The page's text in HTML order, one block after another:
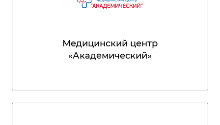
Медицинский центр
«Академический»